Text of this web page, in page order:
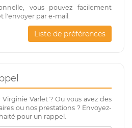
vous pouvez facilement
l'envoyer par e-mail.
Liste de préférences
Varlet ? Ou vous avez des
ou nos prestations ? Envoyez-
pour un rappel.